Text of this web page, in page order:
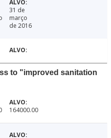
31 de
março
de 2016
to "improved sanitation
164000.00